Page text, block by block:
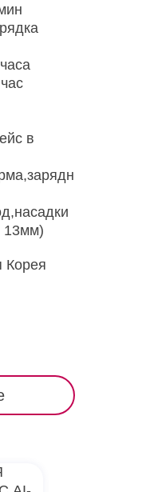
в
13мм)
Корея